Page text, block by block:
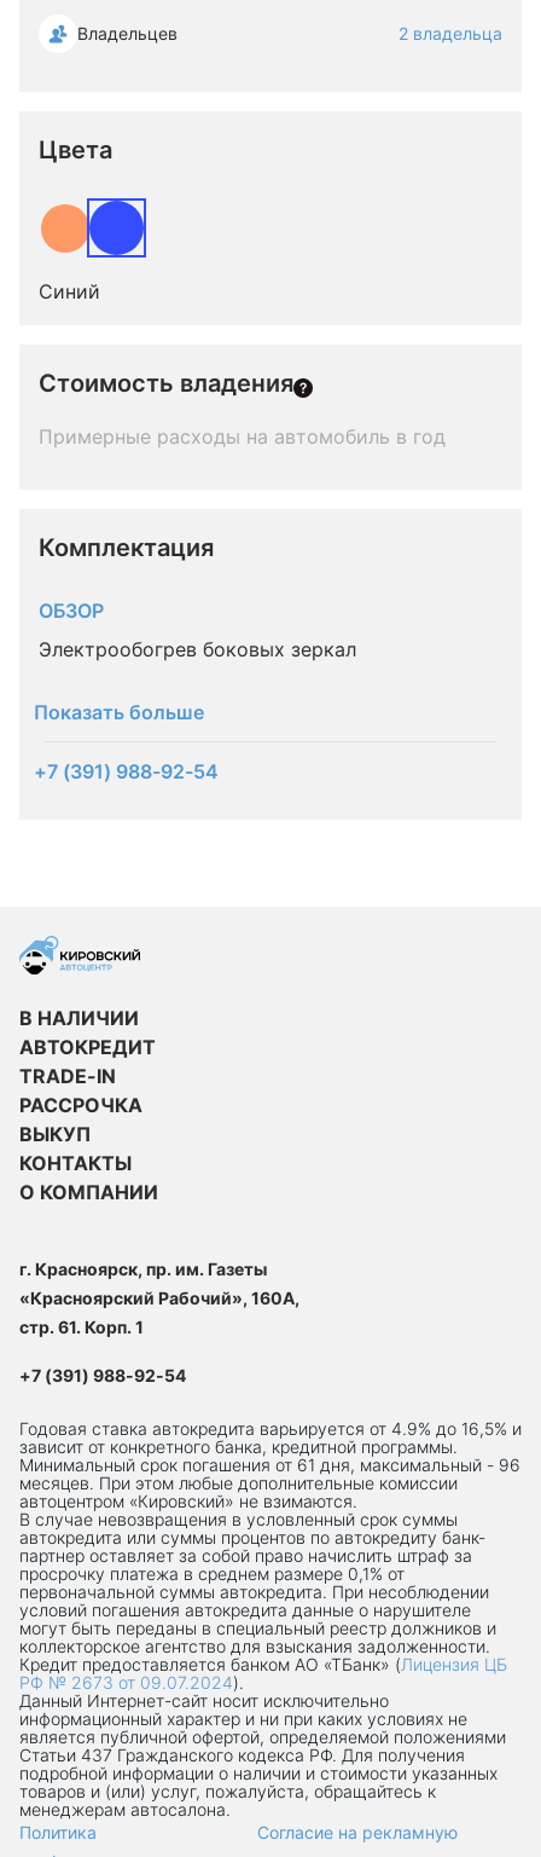
Владельцев 2 владельца
Цвета
Синий
Стоимость владения
Примерные расходы на автомобиль в год
Комплектация
ОБЗОР
Электрообогрев боковых зеркал
Показать больше
+7 (391) 988-92-54
В НАЛИЧИИ
АВТОКРЕДИТ
TRADE-IN
РАССРОЧКА
ВЫКУП
КОНТАКТЫ
О КОМПАНИИ
г. Красноярск, пр. им. Газеты
«Красноярский Рабочий», 160А,
стр. 61. Корп. 1
+7 (391) 988-92-54
Годовая ставка автокредита варьируется от 4.9% до 16,5% и
зависит от конкретного банка, кредитной программы.
Минимальный срок погашения от 61 дня, максимальный - 96
месяцев. При этом любые дополнительные комиссии
автоцентром «Кировский» не взимаются.
В случае невозвращения в условленный срок суммы
автокредита или суммы процентов по автокредиту банк-
партнер оставляет за собой право начислить штраф за
просрочку платежа в среднем размере 0,1% от
первоначальной суммы автокредита. При несоблюдении
условий погашения автокредита данные о нарушителе
могут быть переданы в специальный реестр должников и
коллекторское агентство для взыскания задолженности.
Кредит предоставляется банком АО «ТБанк» (Лицензия ЦБ
РФ № 2673 от 09.07.2024).
Данный Интернет-сaйт носит исключительно
информационный характер и ни при каких условиях не
является публичной офертой, определяемой положениями
Статьи 437 Гражданского кодекса РФ. Для получения
подробной информации о наличии и стоимости указанных
товаров и (или) услуг, пожалуйста, обращайтесь к
менеджерам автосалона.
Политика
Согласие на рекламную